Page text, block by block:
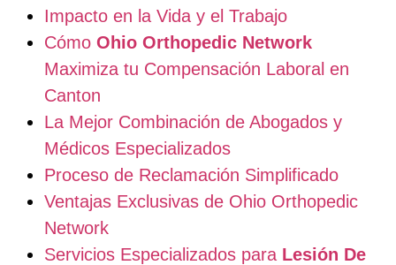
Impacto en la Vida y el Trabajo
Cómo Ohio Orthopedic Network
Maximiza tu Compensación Laboral en
Canton
La Mejor Combinación de Abogados y
Médicos Especializados
Proceso de Reclamación Simplificado
Ventajas Exclusivas de Ohio Orthopedic
Network
Servicios Especializados para Lesión De